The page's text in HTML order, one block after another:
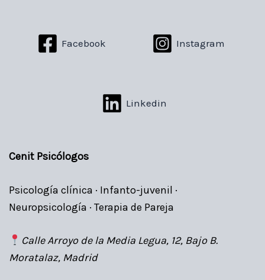
Facebook Instagram
Linkedin
Cenit Psicólogos
Psicología clínica · Infanto-juvenil ·
Neuropsicología · Terapia de Pareja
Calle Arroyo de la Media Legua, 12, Bajo B.
Moratalaz, Madrid